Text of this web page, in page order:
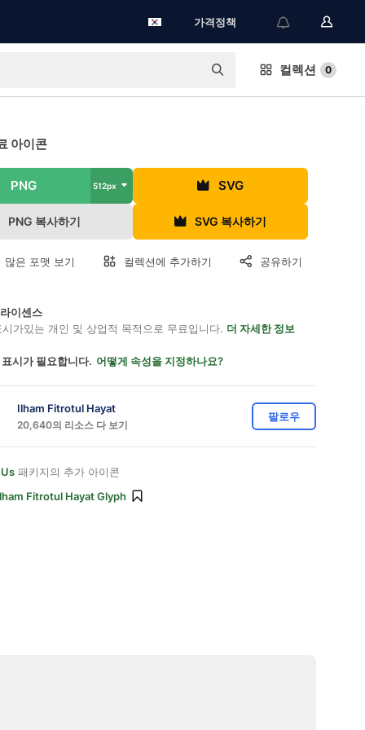
가격정책
컬렉션 0
아이콘
PNG 512px SVG
PNG 복사하기 SVG 복사하기
많은 포맷 보기 컬렉션에 추가하기 공유하기
이센스
가있는 개인 및 상업적 목적으로 무료입니다. 더 자세한 정보
시가 필요합니다. 어떻게 속성을 지정하나요?
Ilham Fitrotul Hayat
20,640의 리소스 다 보기
팔로우
패키지의 추가 아이콘
Fitrotul Hayat Glyph